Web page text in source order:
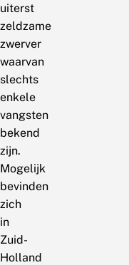
uiterst
zeldzame
zwerver
waarvan
slechts
enkele
vangsten
bekend
zijn.
Mogelijk
bevinden
zich
in
Zuid-
Holland